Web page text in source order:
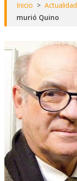
Inicio > Actualidad
murió Quino